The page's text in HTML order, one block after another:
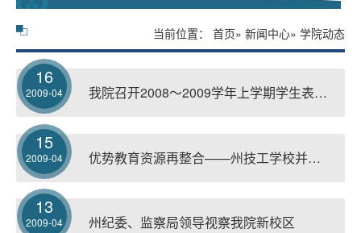
当前位置： 首页» 新闻中心» 学院动态
16
2009-04 我院召开2008～2009学年上学期学生表彰大会
15
2009-04 优势教育资源再整合——州技工学校并入湘西职院
13
2009-04 州纪委、监察局领导视察我院新校区